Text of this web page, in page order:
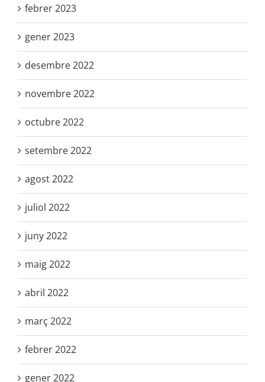
febrer 2023
gener 2023
desembre 2022
novembre 2022
octubre 2022
setembre 2022
agost 2022
juliol 2022
juny 2022
maig 2022
abril 2022
març 2022
febrer 2022
gener 2022